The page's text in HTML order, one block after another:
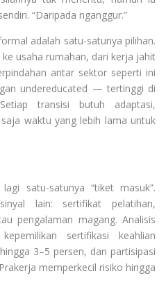
“Daripada nganggur.”
adalah satu-satunya pilihan.
usaha rumahan, dari kerja jahit
antar sektor seperti ini
undereducated — tertinggi di
transisi butuh adaptasi,
waktu yang lebih lama untuk
satu-satunya “tiket masuk”.
lain: sertifikat pelatihan,
pengalaman magang. Analisis
sertifikasi keahlian
3–5 persen, dan partisipasi
memperkecil risiko hingga